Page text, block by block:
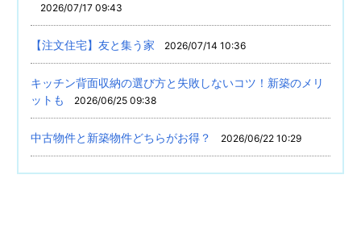
2026/07/17 09:43
【注文住宅】友と集う家 2026/07/14 10:36
キッチン背面収納の選び方と失敗しないコツ！新築のメリ
ットも
2026/06/25 09:38
中古物件と新築物件どちらがお得？ 2026/06/22 10:29